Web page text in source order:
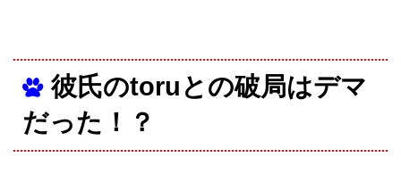
彼氏のtoruとの破局はデマ
だった！？